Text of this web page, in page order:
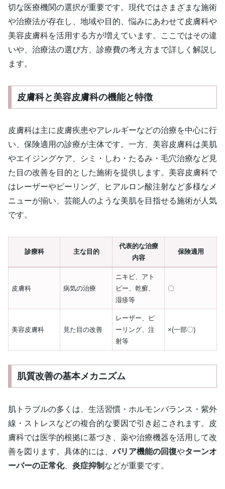
切な医療機関の選択が重要です。現代ではさまざまな施術
や治療法が存在し、地域や目的、悩みにあわせて皮膚科や
美容皮膚科を活用する方が増えています。ここではその違
いや、治療法の選び方、診療費の考え方まで詳しく解説し
ます。
皮膚科と美容皮膚科の機能と特徴
皮膚科は主に皮膚疾患やアレルギーなどの治療を中心に行
い、保険適用の診療が主体です。一方、美容皮膚科は美肌
やエイジングケア、シミ・しわ・たるみ・毛穴治療など見
た目の改善を目的とした施術を提供します。美容皮膚科で
はレーザーやピーリング、ヒアルロン酸注射など多様なメ
ニューが揃い、芸能人のような美肌を目指せる施術が人気
です。
診療科 主な目的
代表的な治療
内容
保険適用
皮膚科 病気の治療
ニキビ、アト
ピー、乾癬、
湿疹等
〇
美容皮膚科 見た目の改善
レーザー、ピ
ーリング、注
射等
×(一部〇)
肌質改善の基本メカニズム
肌トラブルの多くは、生活習慣・ホルモンバランス・紫外
線・ストレスなどの複合的な要因で引き起こされます。皮
膚科では医学的根拠に基づき、薬や治療機器を活用して改
善を図ります。具体的には、バリア機能の回復やターンオ
ーバーの正常化、 炎症抑制 などが重要です。